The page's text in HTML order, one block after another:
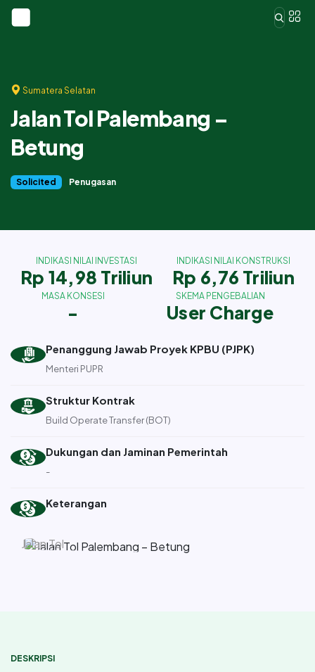
Sumatera Selatan
Jalan Tol Palembang –
Betung
Solicited Penugasan
INDIKASI NILAI INVESTASI
Rp 14,98 Triliun
INDIKASI NILAI KONSTRUKSI
Rp 6,76 Triliun
MASA KONSESI
-
SKEMA PENGEBALIAN
User Charge
Penanggung Jawab Proyek KPBU (PJPK)
Menteri PUPR
Struktur Kontrak
Build Operate Transfer (BOT)
Dukungan dan Jaminan Pemerintah
-
Keterangan
Jalan dan Jembatan
Jalan Tol
DESKRIPSI